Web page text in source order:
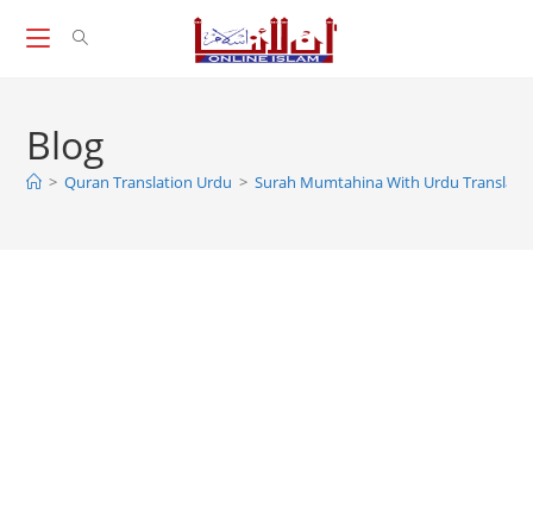
Blog
> Quran Translation Urdu > Surah Mumtahina With Urdu